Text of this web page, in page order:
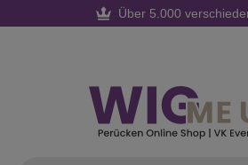
Zur Hauptnavigation
Über 5.000